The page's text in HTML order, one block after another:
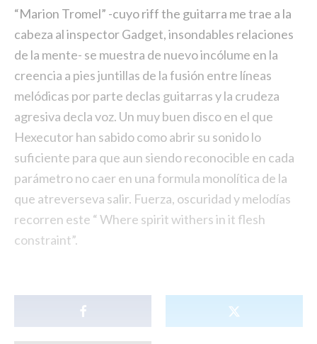
“Marion Tromel” -cuyo riff the guitarra me trae a la
cabeza al inspector Gadget, insondables relaciones
de la mente- se muestra de nuevo incólume en la
creencia a pies juntillas de la fusión entre líneas
melódicas por parte declas guitarras y la crudeza
agresiva decla voz. Un muy buen disco en el que
Hexecutor han sabido como abrir su sonido lo
suficiente para que aun siendo reconocible en cada
parámetro no caer en una formula monolítica de la
que atreverseva salir. Fuerza, oscuridad y melodías
recorren este “ Where spirit withers in it flesh
constraint”.